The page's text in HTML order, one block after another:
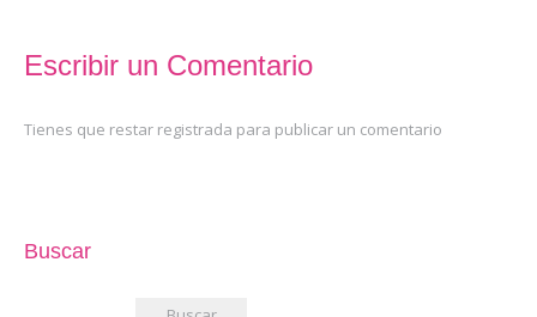
Escribir un Comentario
Tienes que restar registrada para publicar un comentario
Buscar